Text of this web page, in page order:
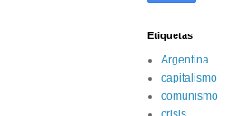
Etiquetas
Argentina
capitalismo
comunismo